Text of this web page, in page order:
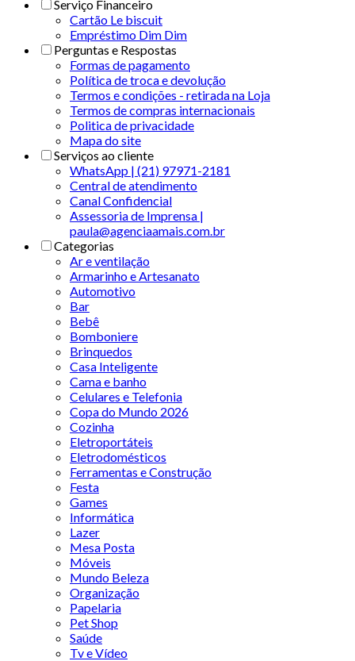
Serviço Financeiro
Cartão Le biscuit
Empréstimo Dim Dim
Perguntas e Respostas
Formas de pagamento
Política de troca e devolução
Termos e condições - retirada na Loja
Termos de compras internacionais
Politica de privacidade
Mapa do site
Serviços ao cliente
WhatsApp | (21) 97971-2181
Central de atendimento
Canal Confidencial
Assessoria de Imprensa |
paula@agenciaamais.com.br
Categorias
Ar e ventilação
Armarinho e Artesanato
Automotivo
Bar
Bebê
Bomboniere
Brinquedos
Casa Inteligente
Cama e banho
Celulares e Telefonia
Copa do Mundo 2026
Cozinha
Eletroportáteis
Eletrodomésticos
Ferramentas e Construção
Festa
Games
Informática
Lazer
Mesa Posta
Móveis
Mundo Beleza
Organização
Papelaria
Pet Shop
Saúde
Tv e Vídeo